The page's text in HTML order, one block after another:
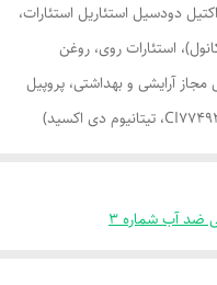
دودسیل استئاریل استئارات،
استئارات روی، روغن
مجاز آرایشی و بهداشتی، پروپیل
آب شماره ۳